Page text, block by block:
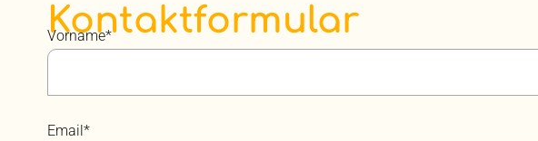
Kontaktformular
Vorname*
Email*